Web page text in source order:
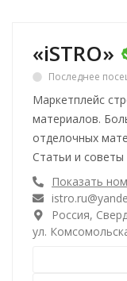
«iSTRO»
Последнее
Маркетплейс
материалов.
отделочных
Статьи и
Показать
Россия,
ул.